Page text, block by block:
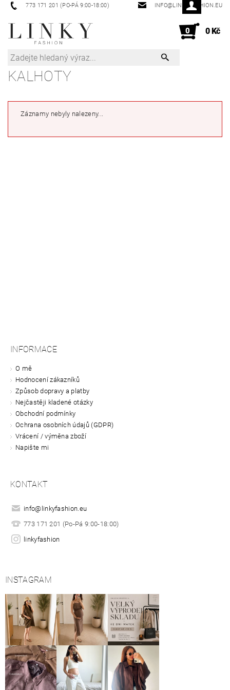
773 171 201 (PO-PÁ 9:00-18:00) INFO@LINKYFASHION.EU
0 0 Kč
KALHOTY
Záznamy nebyly nalezeny...
INFORMACE
O mě
Hodnocení zákazníků
Způsob dopravy a platby
Nejčastěji kladené otázky
Obchodní podmínky
Ochrana osobních údajů (GDPR)
Vrácení / výměna zboží
Napište mi
KONTAKT
info@ linkyfashion.eu
773 171 201 (Po-Pá 9:00-18:00)
linkyfashion
INSTAGRAM